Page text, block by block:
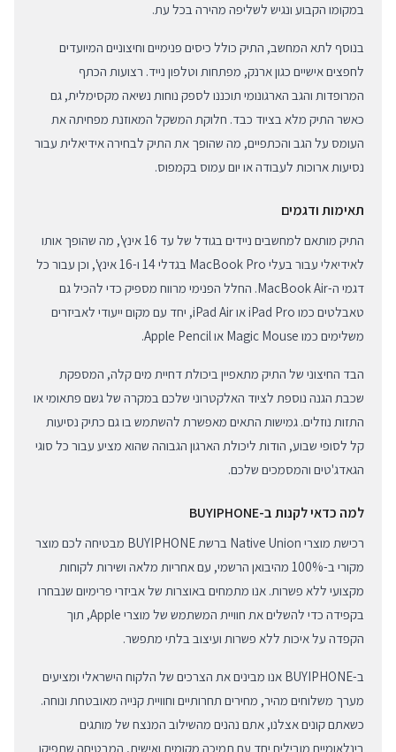
במקומו הקבוע ונגיש לשליפה מהירה בכל עת.
בנוסף לתא המחשב, התיק כולל כיסים פנימיים וחיצוניים המיועדים
לחפצים אישיים כגון ארנק, מפתחות וטלפון נייד. רצועות הכתף
המרופדות והגב הארגונומי תוכננו לספק נוחות נשיאה מקסימלית, גם
כאשר התיק מלא בציוד כבד. חלוקת המשקל המאוזנת מפחיתה את
העומס על הגב והכתפיים, מה שהופך את התיק לבחירה אידיאלית עבור
נסיעות ארוכות לעבודה או יום עמוס בקמפוס.
תאימות ודגמים
התיק מותאם למחשבים ניידים בגודל של עד 16 אינץ', מה שהופך אותו
לאידיאלי עבור בעלי MacBook Pro בגדלי 14 ו-16 אינץ', וכן עבור כל
דגמי ה-MacBook Air. החלל הפנימי מרווח מספיק כדי להכיל גם
טאבלטים כמו iPad Pro או iPad Air, יחד עם מקום ייעודי לאביזרים
משלימים כמו Magic Mouse או Apple Pencil.
הבד החיצוני של התיק מתאפיין ביכולת דחיית מים קלה, המספקת
שכבת הגנה נוספת לציוד האלקטרוני שלכם במקרה של גשם פתאומי או
התזות נוזלים. גמישות התאים מאפשרת להשתמש בו גם כתיק נסיעות
קל לסופי שבוע, הודות ליכולת הארגון הגבוהה שהוא מציע עבור כל סוגי
הגאדג'טים והמסמכים שלכם.
למה כדאי לקנות ב-BUYIPHONE
רכישת מוצרי Native Union ברשת BUYIPHONE מבטיחה לכם מוצר
מקורי ב-100% מהיבואן הרשמי, עם אחריות מלאה ושירות לקוחות
מקצועי ללא פשרות. אנו מתמחים באוצרות של אביזרי פרימיום שנבחרו
בקפידה כדי להשלים את חוויית המשתמש של מוצרי Apple, תוך
הקפדה על איכות ללא פשרות ועיצוב בלתי מתפשר.
ב-BUYIPHONE אנו מבינים את הצרכים של הלקוח הישראלי ומציעים
מערך משלוחים מהיר, מחירים תחרותיים וחוויית קנייה מאובטחת ונוחה.
כשאתם קונים אצלנו, אתם נהנים מהשילוב המנצח של מותגים
בינלאומיים מובילים יחד עם תמיכה מקומית ואישית, המבטיחה שתפיקו